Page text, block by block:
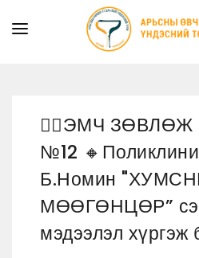
ХУУЛЬ ЭРХ ЗҮЙ
МЭДЭЭ
👩‍⚕️ЭМЧ ЗӨВЛӨЖ
№12
Б.Номин
МӨӨГӨНЦӨР”
мэдээлэл хүргэж